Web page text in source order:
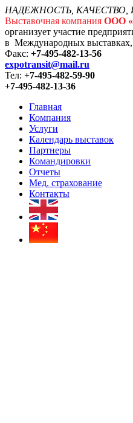
НАДЕЖНОСТЬ,
Выставочная компания ООО
организует участие
в Международных выставках,
Факс: +7-495-482-13-56
expotransit@mail.ru
Тел: +7-495-482-59-90
+7-495-482-13-36
Главная
Компания
Услуги
Календарь выставок
Партнеры
Командировки
Отчеты
Мед. страхование
Контакты